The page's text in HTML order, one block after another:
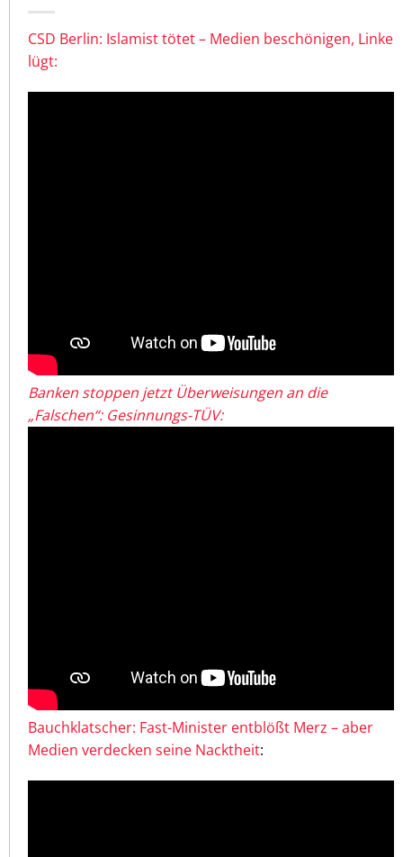
CSD Berlin: Islamist tötet – Medien beschönigen, Linke
lügt:
Banken stoppen jetzt Überweisungen an die
„Falschen“: Gesinnungs-TÜV:
Bauchklatscher: Fast-Minister entblößt Merz – aber
Medien verdecken seine Nacktheit: